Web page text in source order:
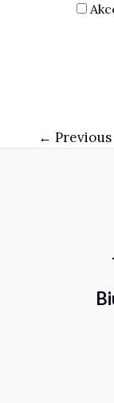
Nawigacja
←